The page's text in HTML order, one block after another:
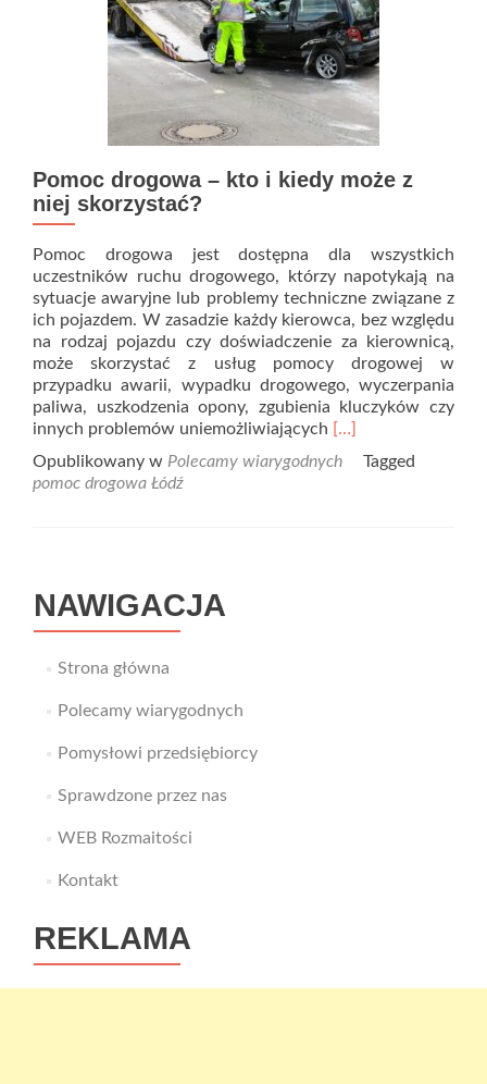
Pomoc drogowa – kto i kiedy może z
niej skorzystać?
Pomoc drogowa jest dostępna dla wszystkich
uczestników ruchu drogowego, którzy napotykają na
sytuacje awaryjne lub problemy techniczne związane z
ich pojazdem. W zasadzie każdy kierowca, bez względu
na rodzaj pojazdu czy doświadczenie za kierownicą,
może skorzystać z usług pomocy drogowej w
przypadku awarii, wypadku drogowego, wyczerpania
paliwa, uszkodzenia opony, zgubienia kluczyków czy
innych problemów uniemożliwiających Read
about
[…]
Opublikowany w Polecamy wiarygodnych
Tagged
pomoc drogowa Łódź
NAWIGACJA
Strona główna
Polecamy wiarygodnych
Pomysłowi przedsiębiorcy
Sprawdzone przez nas
WEB Rozmaitości
Kontakt
REKLAMA